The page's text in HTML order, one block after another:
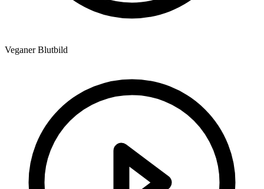
Veganer Blutbild